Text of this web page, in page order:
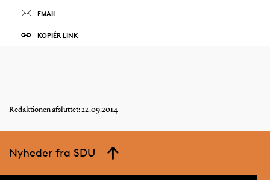
EMAIL
KOPIÉR LINK
Redaktionen afsluttet: 22.09.2014
Nyheder fra SDU